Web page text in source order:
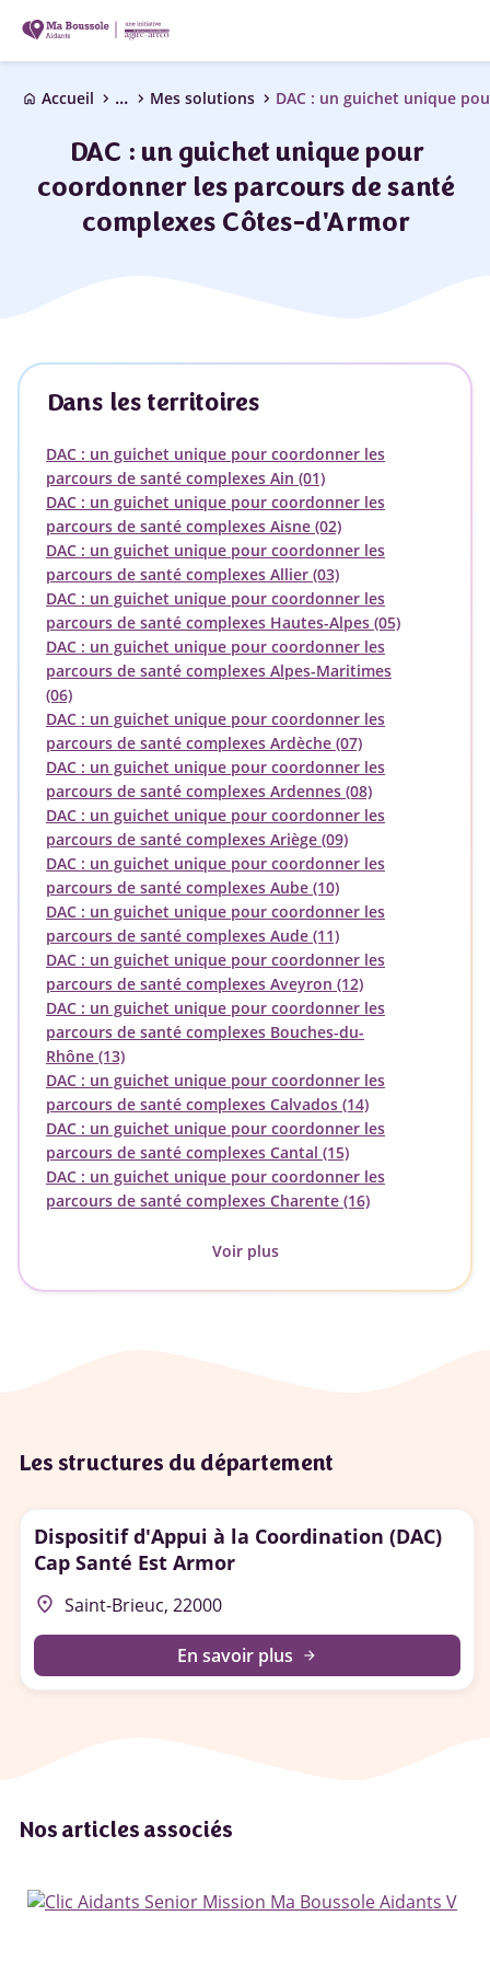
home Accueil chevron_right ... chevron_right Mes solutions chevron_right
DAC : un guichet unique pour
coordonner les parcours de santé
complexes Côtes-d'Armor
Dans les territoires
DAC : un guichet unique pour coordonner les
parcours de santé complexes Ain (01)
DAC : un guichet unique pour coordonner les
parcours de santé complexes Aisne (02)
DAC : un guichet unique pour coordonner les
parcours de santé complexes Allier (03)
DAC : un guichet unique pour coordonner les
parcours de santé complexes Hautes-Alpes (05)
DAC : un guichet unique pour coordonner les
parcours de santé complexes Alpes-Maritimes
(06)
DAC : un guichet unique pour coordonner les
parcours de santé complexes Ardèche (07)
DAC : un guichet unique pour coordonner les
parcours de santé complexes Ardennes (08)
DAC : un guichet unique pour coordonner les
parcours de santé complexes Ariège (09)
DAC : un guichet unique pour coordonner les
parcours de santé complexes Aube (10)
DAC : un guichet unique pour coordonner les
parcours de santé complexes Aude (11)
DAC : un guichet unique pour coordonner les
parcours de santé complexes Aveyron (12)
DAC : un guichet unique pour coordonner les
parcours de santé complexes Bouches-du-
Rhône (13)
DAC : un guichet unique pour coordonner les
parcours de santé complexes Calvados (14)
DAC : un guichet unique pour coordonner les
parcours de santé complexes Cantal (15)
DAC : un guichet unique pour coordonner les
parcours de santé complexes Charente (16)
Voir plus
Les structures du département
Dispositif d'Appui à la Coordination (DAC)
Cap Santé Est Armor
place Saint-Brieuc, 22000
En savoir plus arrow_forward
Nos articles associés